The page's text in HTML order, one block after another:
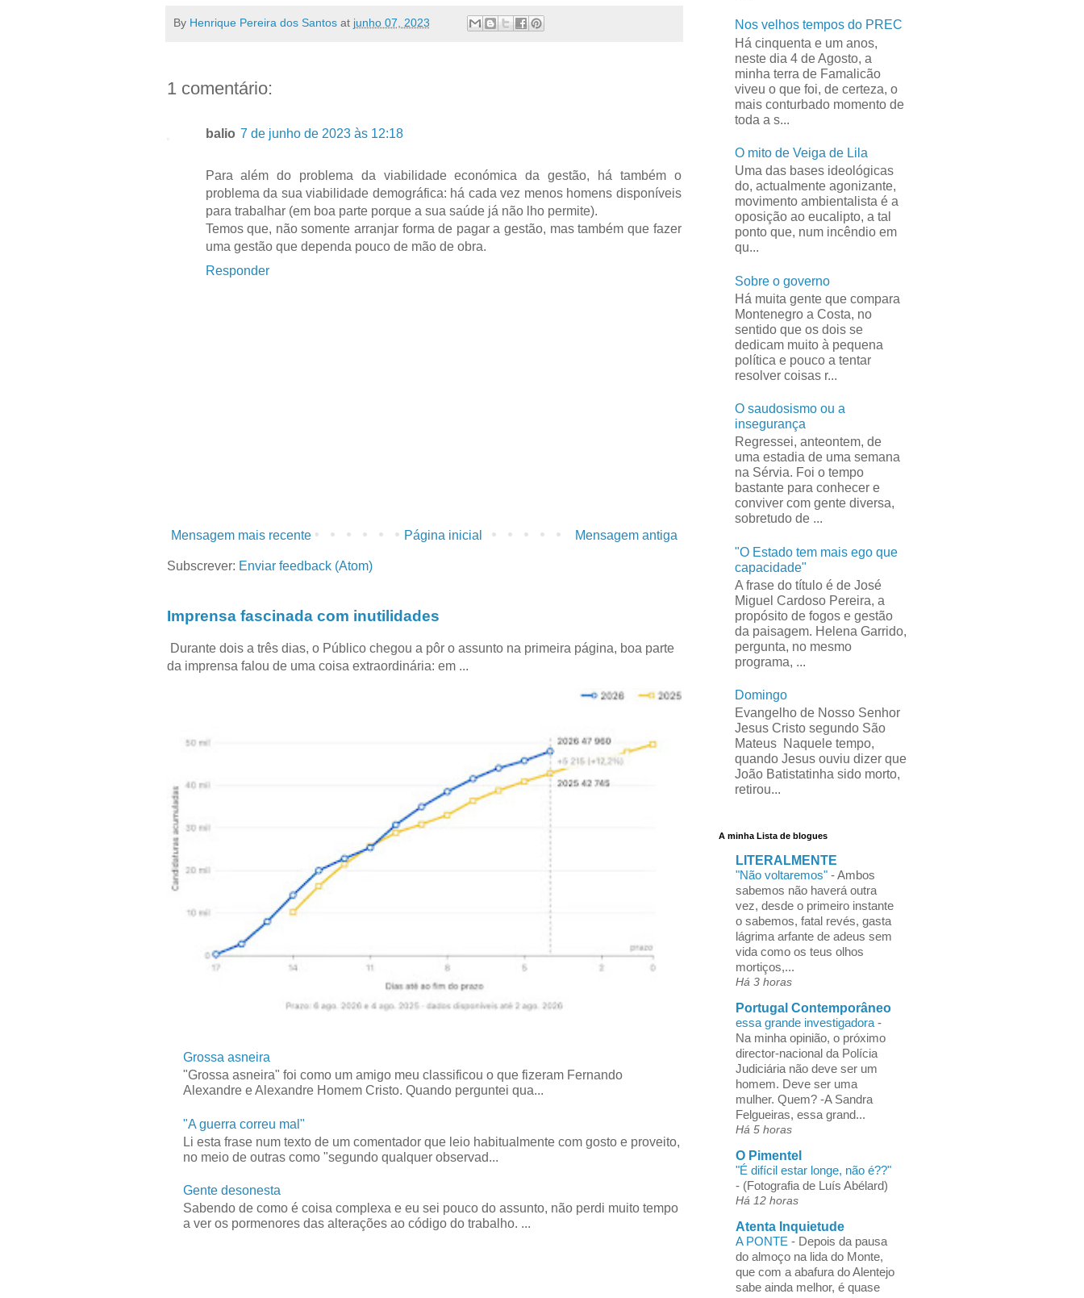
By Henrique Pereira dos Santos at junho 07, 2023
1 comentário:
balio 7 de junho de 2023 às 12:18
Para além do problema da viabilidade económica da gestão, há também o
problema da sua viabilidade demográfica: há cada vez menos homens disponíveis
para trabalhar (em boa parte porque a sua saúde já não lho permite).
Temos que, não somente arranjar forma de pagar a gestão, mas também que fazer
uma gestão que dependa pouco de mão de obra.
Responder
Mensagem mais recente Mensagem antiga
Página inicial
Subscrever: Enviar feedback (Atom)
Imprensa fascinada com inutilidades
Durante dois a três dias, o Público chegou a pôr o assunto na primeira página, boa parte
da imprensa falou de uma coisa extraordinária: em ...
Grossa asneira
"Grossa asneira" foi como um amigo meu classificou o que fizeram Fernando
Alexandre e Alexandre Homem Cristo. Quando perguntei qua...
"A guerra correu mal"
Li esta frase num texto de um comentador que leio habitualmente com gosto e proveito,
no meio de outras como "segundo qualquer observad...
Gente desonesta
Sabendo de como é coisa complexa e eu sei pouco do assunto, não perdi muito tempo
a ver os pormenores das alterações ao código do trabalho. ...
Nos velhos tempos do PREC
Há cinquenta e um anos,
neste dia 4 de Agosto, a
minha terra de Famalicão
viveu o que foi, de certeza, o
mais conturbado momento de
toda a s...
O mito de Veiga de Lila
Uma das bases ideológicas
do, actualmente agonizante,
movimento ambientalista é a
oposição ao eucalipto, a tal
ponto que, num incêndio em
qu...
Sobre o governo
Há muita gente que compara
Montenegro a Costa, no
sentido que os dois se
dedicam muito à pequena
política e pouco a tentar
resolver coisas r...
O saudosismo ou a
insegurança
Regressei, anteontem, de
uma estadia de uma semana
na Sérvia. Foi o tempo
bastante para conhecer e
conviver com gente diversa,
sobretudo de ...
"O Estado tem mais ego que
capacidade"
A frase do título é de José
Miguel Cardoso Pereira, a
propósito de fogos e gestão
da paisagem. Helena Garrido,
pergunta, no mesmo
programa, ...
Domingo
Evangelho de Nosso Senhor
Jesus Cristo segundo São
Mateus Naquele tempo,
quando Jesus ouviu dizer que
João Batistatinha sido morto,
retirou...
A minha Lista de blogues
LITERALMENTE
"Não voltaremos" -Ambos
sabemos não haverá outra
vez, desde o primeiro instante
o sabemos, fatal revés, gasta
lágrima arfante de adeus sem
vida como os teus olhos
mortiços,...
Há 3 horas
Portugal Contemporâneo
essa grande investigadora -
Na minha opinião, o próximo
director-nacional da Polícia
Judiciária não deve ser um
homem. Deve ser uma
mulher. Quem? -A Sandra
Felgueiras, essa grand...
Há 5 horas
O Pimentel
"É difícil estar longe, não é??"
- (Fotografia de Luís Abélard)
Há 12 horas
Atenta Inquietude
A PONTE - Depois da pausa
do almoço na lida do Monte,
que com a abafura do Alentejo
sabe ainda melhor, é quase